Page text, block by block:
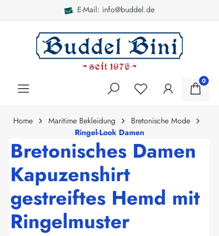
Bei Fragen: 040
0
Home Maritime Bekleidung
Bretonische Mode
Ringel-Look Damen
Bretonisches Damen
Kapuzenshirt
gestreiftes Hemd mit
Ringelmuster